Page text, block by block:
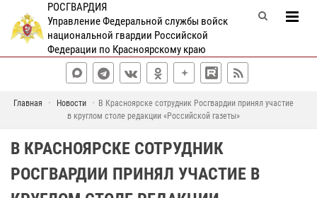
РОСГВАРДИЯ
Управление Федеральной службы войск
национальной гвардии Российской
Федерации по Красноярскому краю
Главная Новости
В Красноярске сотрудник Росгвардии принял участие
в круглом столе редакции «Российской газеты»
В КРАСНОЯРСКЕ СОТРУДНИК
РОСГВАРДИИ ПРИНЯЛ УЧАСТИЕ В